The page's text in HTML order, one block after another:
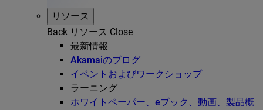
リソース
Back リソース Close
最新情報
Akamaiのブログ
イベントおよびワークショップ
ラーニング
ホワイトペーパー、eブック、動画、製品概